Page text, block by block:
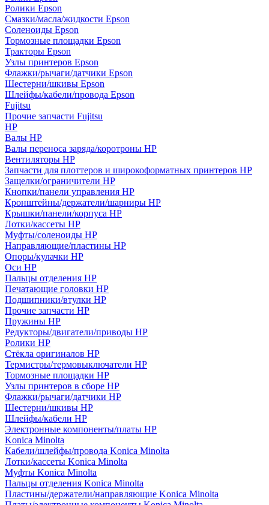
Ролики Epson
Смазки/масла/жидкости Epson
Соленоиды Epson
Тормозные площадки Epson
Тракторы Epson
Узлы принтеров Epson
Флажки/рычаги/датчики Epson
Шестерни/шкивы Epson
Шлейфы/кабели/провода Epson
Fujitsu
Прочие запчасти Fujitsu
HP
Валы HP
Валы переноса заряда/коротроны HP
Вентиляторы HP
Запчасти для плоттеров и широкоформатных принтеров HP
Защелки/ограничители HP
Кнопки/панели управления HP
Кронштейны/держатели/шарниры HP
Крышки/панели/корпуса HP
Лотки/кассеты HP
Муфты/соленоиды HP
Направляющие/пластины HP
Опоры/кулачки HP
Оси HP
Пальцы отделения HP
Печатающие головки HP
Подшипники/втулки HP
Прочие запчасти HP
Пружины HP
Редукторы/двигатели/приводы HP
Ролики HP
Стёкла оригиналов HP
Термистры/термовыключатели HP
Тормозные площадки HP
Узлы принтеров в сборе HP
Флажки/рычаги/датчики HP
Шестерни/шкивы HP
Шлейфы/кабели HP
Электронные компоненты/платы HP
Konica Minolta
Кабели/шлейфы/провода Konica Minolta
Лотки/кассеты Konica Minolta
Муфты Konica Minolta
Пальцы отделения Konica Minolta
Пластины/держатели/направляющие Konica Minolta